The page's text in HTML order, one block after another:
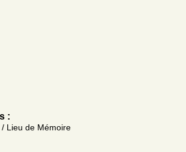
:
Lieu de Mémoire